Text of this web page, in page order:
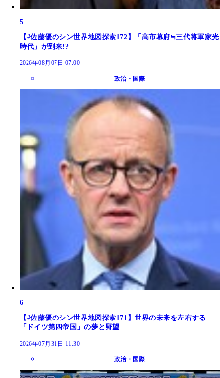
5
【#佐藤優のシン世界地図探索172】「高市幕府≒三代将軍家光
時代」が到来!?
2026年08月07日 07:00
政治・国際
6
【#佐藤優のシン世界地図探索171】世界の未来を左右する
「ドイツ第四帝国」の夢と野望
2026年07月31日 11:30
政治・国際